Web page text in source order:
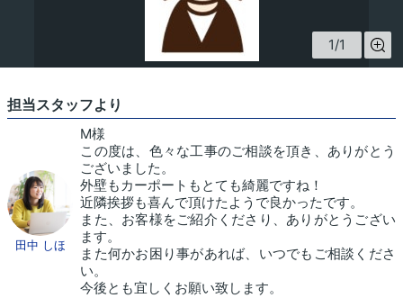
1/1
担当スタッフより
田中 しほ
M様
この度は、色々な工事のご相談を頂き、ありがとう
ございました。
外壁もカーポートもとても綺麗ですね！
近隣挨拶も喜んで頂けたようで良かったです。
また、お客様をご紹介くださり、ありがとうござい
ます。
また何かお困り事があれば、いつでもご相談くださ
い。
今後とも宜しくお願い致します。